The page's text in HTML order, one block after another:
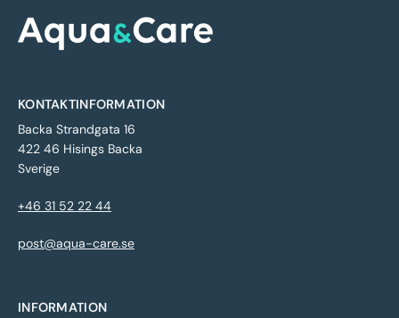
KONTAKTINFORMATION
Backa Strandgata 16
422 46 Hisings Backa
Sverige
+46 31 52 22 44
post@aqua-care.se
INFORMATION